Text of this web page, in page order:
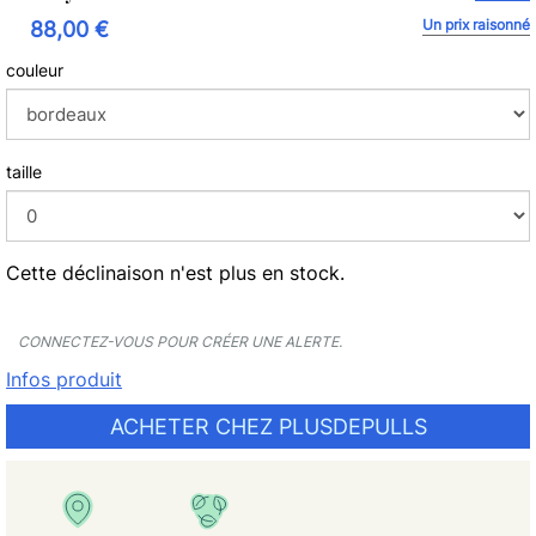
88,00 € Un prix raisonné
couleur
taille
Cette déclinaison n'est plus en stock.
CONNECTEZ-VOUS POUR CRÉER UNE ALERTE.
Infos produit
ACHETER CHEZ PLUSDEPULLS